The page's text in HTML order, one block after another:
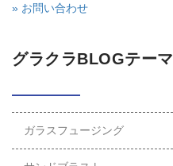
» お問い合わせ
グラクラBLOGテーマ
ガラスフュージング